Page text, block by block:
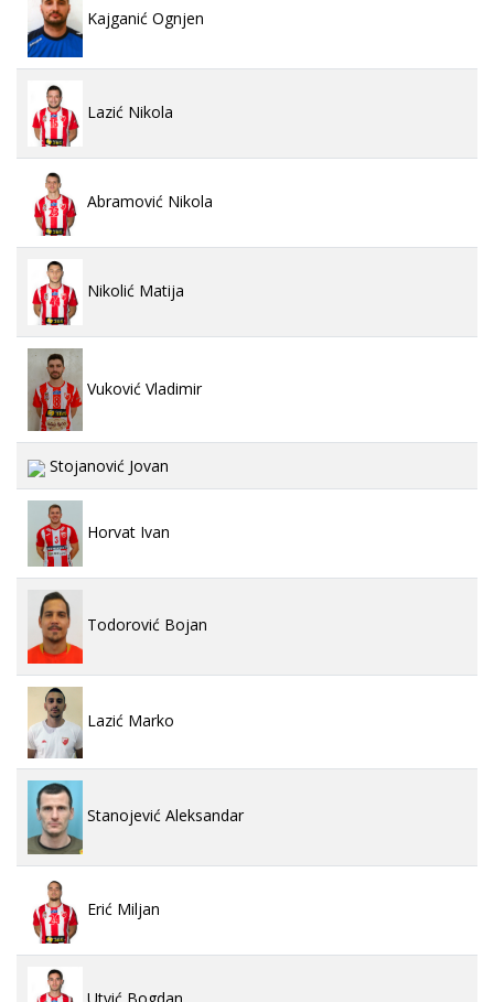
Kajganić Ognjen
Lazić Nikola
Abramović Nikola
Nikolić Matija
Vuković Vladimir
Stojanović Jovan
Horvat Ivan
Todorović Bojan
Lazić Marko
Stanojević Aleksandar
Erić Miljan